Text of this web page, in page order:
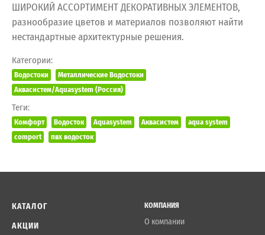
ШИРОКИЙ АССОРТИМЕНТ ДЕКОРАТИВНЫХ ЭЛЕМЕНТОВ,
разнообразие цветов и материалов позволяют найти
нестандартные архитектурные решения.
Категории:
Водостоки
Металлические Водостоки
Аквасистем/Aquasystem (Россия)
Теги:
Комфорт Водосток Aquasystem Аквасистем
aqua system
comport
пвх водосток
КАТАЛОГ
АКЦИИ
КОМПАНИЯ
О компании